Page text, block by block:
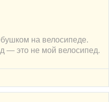
на велосипеде.
— это не мой велосипед.